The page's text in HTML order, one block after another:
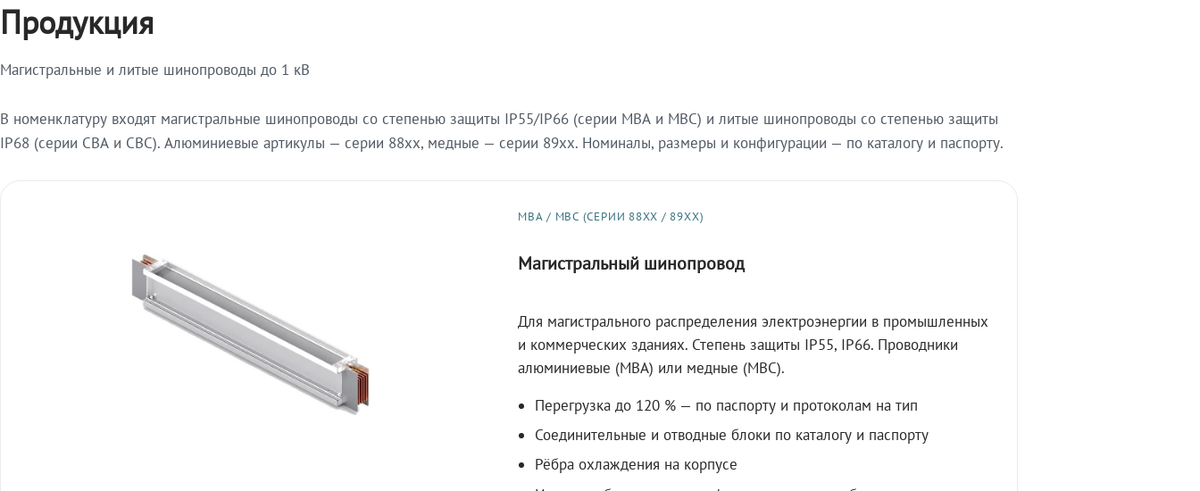
Продукция
Магистральные и литые шинопроводы до 1 кВ
В номенклатуру входят магистральные шинопроводы со степенью защиты IP55/IP66 (серии МВА и МВС) и литые шинопроводы со степенью защиты
IP68 (серии СВА и СВС). Алюминиевые артикулы — серии 88xx, медные — серии 89xx. Номиналы, размеры и конфигурации — по каталогу и паспорту.
МВА / МВС (СЕРИИ 88XX / 89XX)
Магистральный шинопровод
Для магистрального распределения электроэнергии в промышленных
и коммерческих зданиях. Степень защиты IP55, IP66. Проводники
алюминиевые (МВА) или медные (МВС).
Перегрузка до 120 % — по паспорту и протоколам на тип
Соединительные и отводные блоки по каталогу и паспорту
Рёбра охлаждения на корпусе